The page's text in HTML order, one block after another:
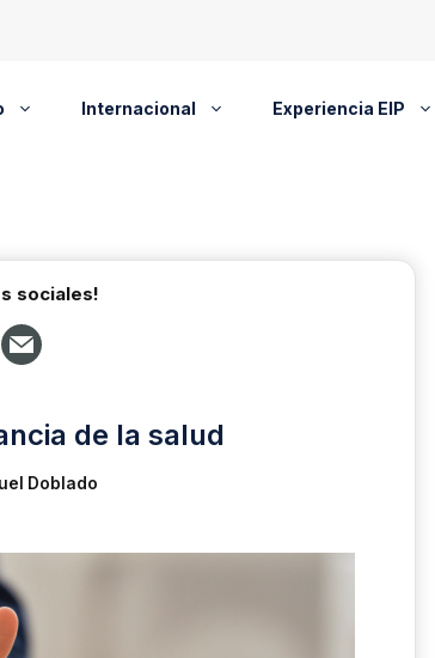
Internacional Experiencia EIP
sociales!
de la salud
Doblado